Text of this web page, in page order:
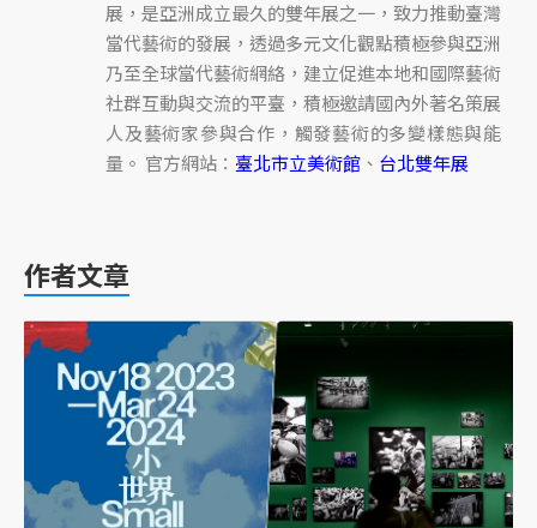
展，是亞洲成立最久的雙年展之一，致力推動臺灣
當代藝術的發展，透過多元文化觀點積極參與亞洲
乃至全球當代藝術網絡，建立促進本地和國際藝術
社群互動與交流的平臺，積極邀請國內外著名策展
人及藝術家參與合作，觸發藝術的多變樣態與能
量。 官方網站： 臺北市立美術館 、 台北雙年展
作者文章